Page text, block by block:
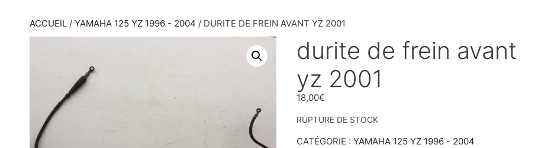
ACCUEIL / YAMAHA 125 YZ 1996 - 2004 / DURITE DE FREIN AVANT YZ 2001
durite de frein avant
yz 2001
18,00€
RUPTURE DE STOCK
CATÉGORIE :YAMAHA 125 YZ 1996 - 2004